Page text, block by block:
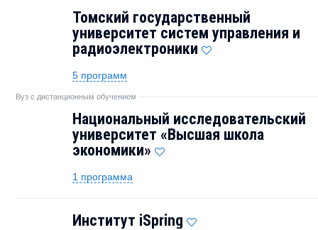
Томский государственный
университет систем управления и
радиоэлектроники
5 программ
Вуз с дистанционным обучением
Национальный исследовательский
университет «Высшая школа
экономики»
1 программа
Институт iSpring